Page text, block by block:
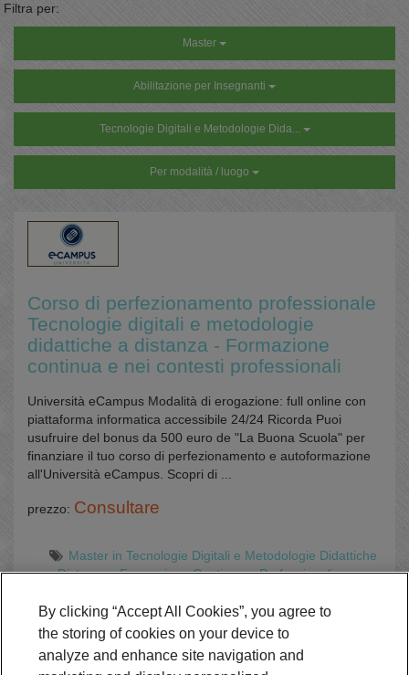
Filtra per:
Master
Abilitazione per Insegnanti
Tecnologie Digitali e Metodologie Dida...
Per modalità / luogo
Corso di perfezionamento professionale
Tecnologie digitali e metodologie
didattiche a distanza - Formazione
continua e nei contesti professionali
Università eCampus Modalità di erogazione: full online con
piattaforma informatica accessibile 24/24 Ricorda Puoi
usufruire del bonus da 500 euro de "La Buona Scuola" per
finanziare il tuo corso di perfezionamento e autoformazione
all'Università eCampus. Scopri di ...
prezzo: Consultare
Master in Tecnologie Digitali e Metodologie Didattiche
a Distanza - Formazione Continua e Professionali
By clicking “Accept All Cookies”, you agree to
the storing of cookies on your device to
analyze and enhance site navigation and